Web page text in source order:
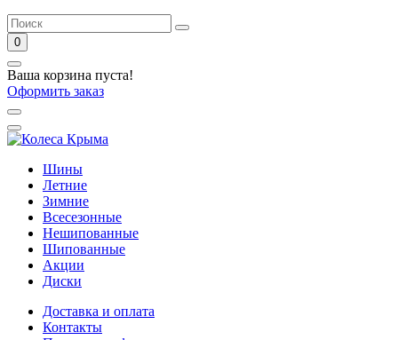
0
Ваша корзина пуста!
Оформить заказ
Шины
Летние
Зимние
Всесезонные
Нешипованные
Шипованные
Акции
Диски
Доставка и оплата
Контакты